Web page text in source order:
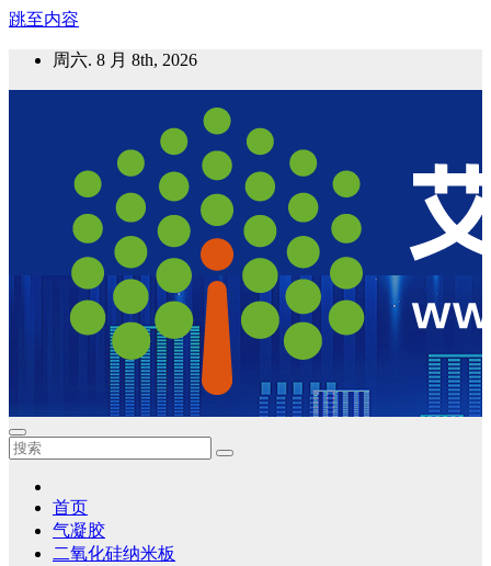
跳至内容
周六. 8 月 8th, 2026
艾邦气凝胶论坛
气凝胶材料及应用，产业链动态；气凝胶在新能源如锂电、储
首页
气凝胶
二氧化硅纳米板